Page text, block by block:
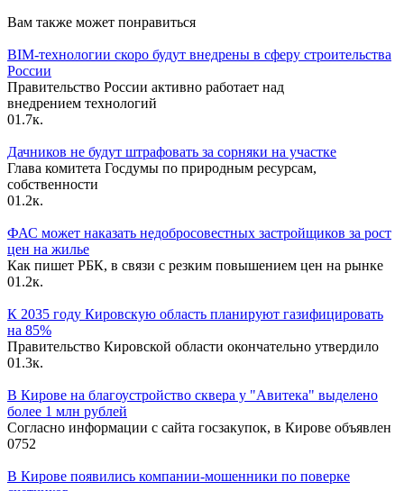
Вам также может понравиться
BIM-технологии скоро будут внедрены в сферу строительства
России
Правительство России активно работает над
внедрением технологий
01.7к.
Дачников не будут штрафовать за сорняки на участке
Глава комитета Госдумы по природным ресурсам,
собственности
01.2к.
ФАС может наказать недобросовестных застройщиков за рост
цен на жилье
Как пишет РБК, в связи с резким повышением цен на рынке
01.2к.
К 2035 году Кировскую область планируют газифицировать
на 85%
Правительство Кировской области окончательно утвердило
01.3к.
В Кирове на благоустройство сквера у "Авитека" выделено
более 1 млн рублей
Согласно информации с сайта госзакупок, в Кирове объявлен
0752
В Кирове появились компании-мошенники по поверке